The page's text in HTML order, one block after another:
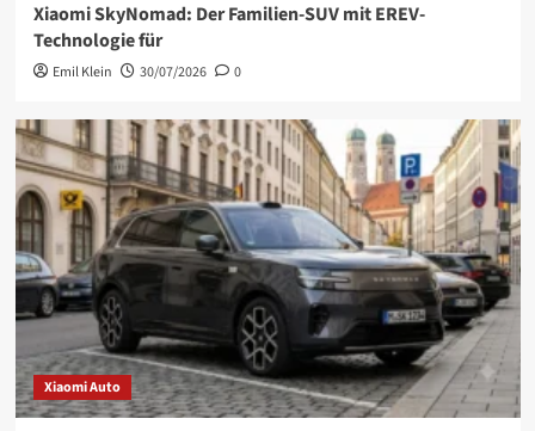
Xiaomi SkyNomad: Der Familien-SUV mit EREV-
Technologie für
Emil Klein 30/07/2026 0
Xiaomi Auto